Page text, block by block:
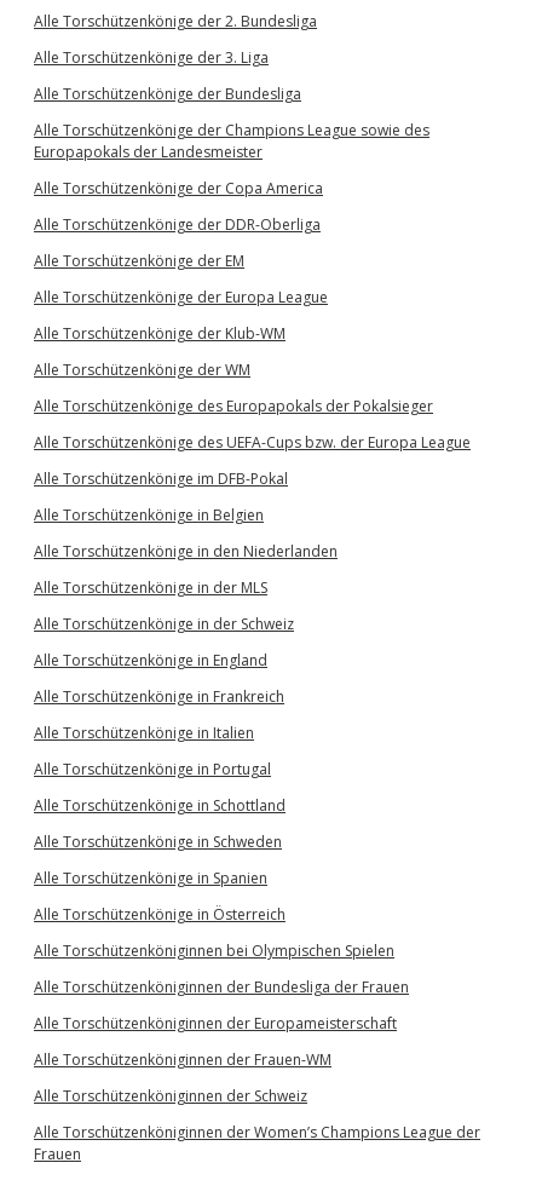
Alle Torschützenkönige der 2. Bundesliga
Alle Torschützenkönige der 3. Liga
Alle Torschützenkönige der Bundesliga
Alle Torschützenkönige der Champions League sowie des
Europapokals der Landesmeister
Alle Torschützenkönige der Copa America
Alle Torschützenkönige der DDR-Oberliga
Alle Torschützenkönige der EM
Alle Torschützenkönige der Europa League
Alle Torschützenkönige der Klub-WM
Alle Torschützenkönige der WM
Alle Torschützenkönige des Europapokals der Pokalsieger
Alle Torschützenkönige des UEFA-Cups bzw. der Europa League
Alle Torschützenkönige im DFB-Pokal
Alle Torschützenkönige in Belgien
Alle Torschützenkönige in den Niederlanden
Alle Torschützenkönige in der MLS
Alle Torschützenkönige in der Schweiz
Alle Torschützenkönige in England
Alle Torschützenkönige in Frankreich
Alle Torschützenkönige in Italien
Alle Torschützenkönige in Portugal
Alle Torschützenkönige in Schottland
Alle Torschützenkönige in Schweden
Alle Torschützenkönige in Spanien
Alle Torschützenkönige in Österreich
Alle Torschützenköniginnen bei Olympischen Spielen
Alle Torschützenköniginnen der Bundesliga der Frauen
Alle Torschützenköniginnen der Europameisterschaft
Alle Torschützenköniginnen der Frauen-WM
Alle Torschützenköniginnen der Schweiz
Alle Torschützenköniginnen der Women’s Champions League der
Frauen